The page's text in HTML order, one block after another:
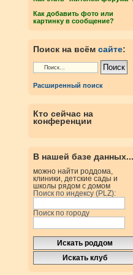
Как добавить фото или
картинку в сообщение?
Поиск на всём сайте:
Расширенный поиск
Кто сейчас на
конференции
В нашей базе данных...
можно найти роддома,
клиники, детские сады и
школы рядом с домом
Поиск по индексу (PLZ):
Поиск по городу